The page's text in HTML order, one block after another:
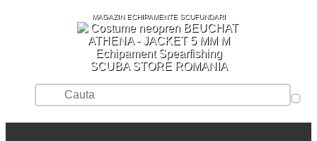
MAGAZIN ECHIPAMENTE SCUFUNDARI
SCUBA STORE ROMANIA